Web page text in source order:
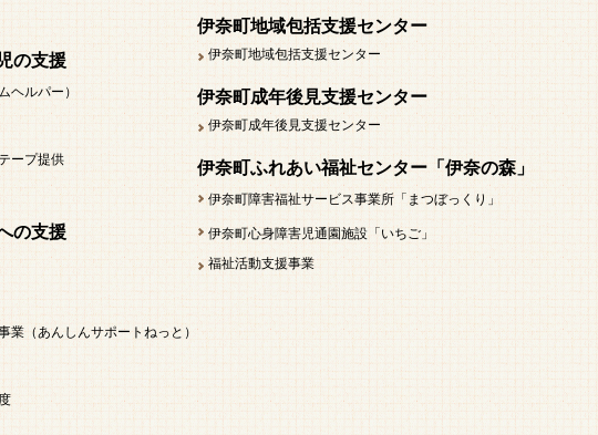
の支援
ヘルパー）
ープ提供
の支援
業（あんしんサポートねっと）
伊奈町地域包括支援センター
伊奈町地域包括支援センター
伊奈町成年後見支援センター
伊奈町成年後見支援センター
伊奈町ふれあい福祉センター「伊奈の森」
伊奈町障害福祉サービス事業所「まつぼっくり」
伊奈町心身障害児通園施設「いちご」
福祉活動支援事業